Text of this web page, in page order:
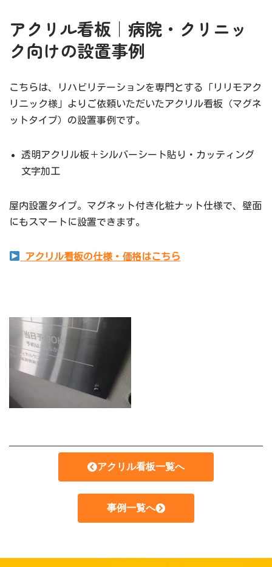
アクリル看板｜病院・クリニッ
ク向けの設置事例
こちらは、リハビリテーションを専門とする「リリモアク
リニック様」よりご依頼いただいたアクリル看板（マグネ
ットタイプ）の設置事例です。
透明アクリル板＋シルバーシート貼り・カッティング
文字加工
屋内設置タイプ。マグネット付き化粧ナット仕様で、壁面
にもスマートに設置できます。
アクリル看板の仕様・価格はこちら
アクリル看板一覧へ
事例一覧へ